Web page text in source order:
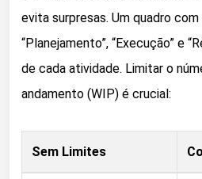
evita surpresas. Um quadro
“Planejamento”, “Execução” e
de cada atividade. Limitar o
andamento (WIP) é crucial:
Sem Limites